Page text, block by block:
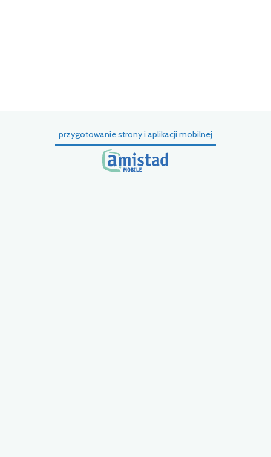
przygotowanie strony i aplikacji mobilnej